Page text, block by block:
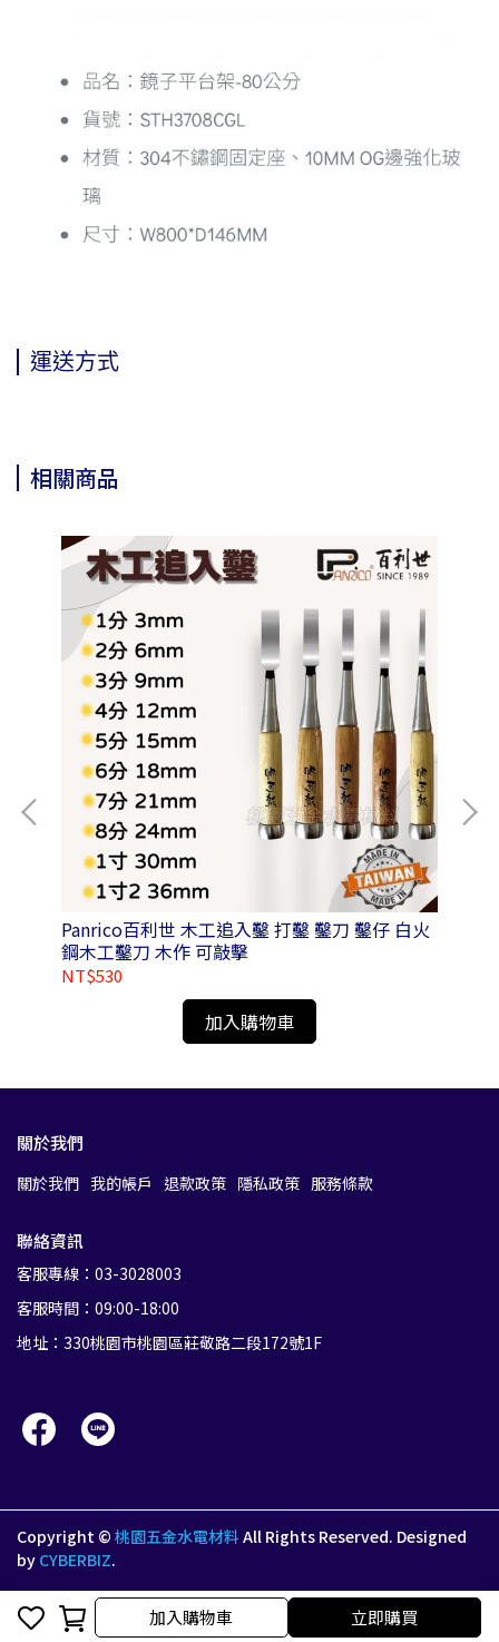
加入購物車
加入購物車 立即購買
運送方式
相關商品
Panrico百利世 木工追入鑿 打鑿 鑿刀 鑿仔 白火
鋼木工鑿刀 木作 可敲擊
NT$530
加入購物車
關於我們
關於我們 我的帳戶 退款政策 隱私政策 服務條款
聯絡資訊
客服專線：03-3028003
客服時間：09:00-18:00
地址：330桃園市桃園區莊敬路二段172號1F
Copyright © 桃園五金水電材料 All Rights Reserved. Designed
by CYBERBIZ.